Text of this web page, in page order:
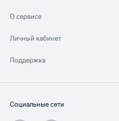
О сервисе
Личный кабинет
Поддержка
Социальные сети